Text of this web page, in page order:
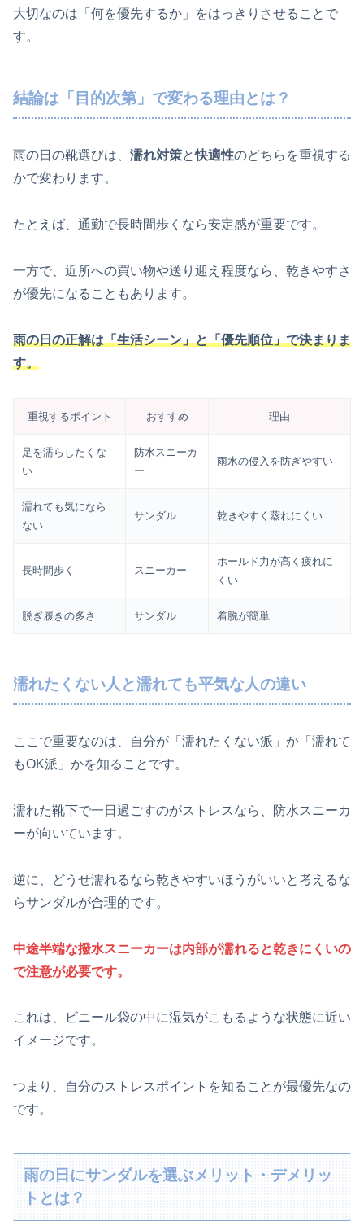
大切なのは「何を優先するか」をはっきりさせることで
す。
結論は「目的次第」で変わる理由とは？
雨の日の靴選びは、 濡れ対策と快適性のどちらを重視する
かで変わります。
たとえば、通勤で長時間歩くなら安定感が重要です。
一方で、近所への買い物や送り迎え程度なら、乾きやすさ
が優先になることもあります。
雨の日の正解は「生活シーン」と「優先順位」で決まりま
す。
重視するポイント おすすめ 理由
足を濡らしたくな
い
防水スニーカ
ー
雨水の侵入を防ぎやすい
濡れても気になら
ない
サンダル 乾きやすく蒸れにくい
長時間歩く スニーカー
ホールド力が高く疲れに
くい
脱ぎ履きの多さ サンダル 着脱が簡単
濡れたくない人と濡れても平気な人の違い
ここで重要なのは、自分が「濡れたくない派」か「濡れて
もOK派」かを知ることです。
濡れた靴下で一日過ごすのがストレスなら、防水スニーカ
ーが向いています。
逆に、どうせ濡れるなら乾きやすいほうがいいと考えるな
らサンダルが合理的です。
中途半端な撥水スニーカーは内部が濡れると乾きにくいの
で注意が必要です。
これは、ビニール袋の中に湿気がこもるような状態に近い
イメージです。
つまり、自分のストレスポイントを知ることが最優先なの
です。
雨の日にサンダルを選ぶメリット・デメリッ
トとは？